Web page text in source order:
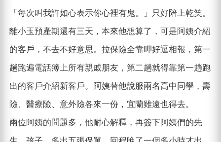
「每次叫我許如心表示你心裡有鬼。」只好陪上乾笑。
離小玉預產期還有三天，本來他想算了，可是阿姨介紹
的客戶，不去不好意思。拉保險全靠呷好逗相報，第一
趟跑遍電話簿上所有親戚朋友，第二趟就得靠第一趟跑
出的客戶介紹新客戶。阿姨替他說服兩名高中同學，壽
險、醫療險、意外險各來一份，宜蘭雖遠也得去。
兩位阿姨的問題多，他耐心解釋，再簽下阿姨們的先